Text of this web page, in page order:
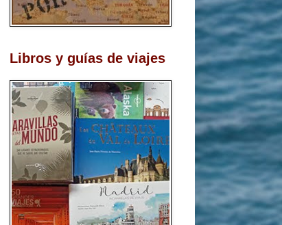
Libros y guías de viajes